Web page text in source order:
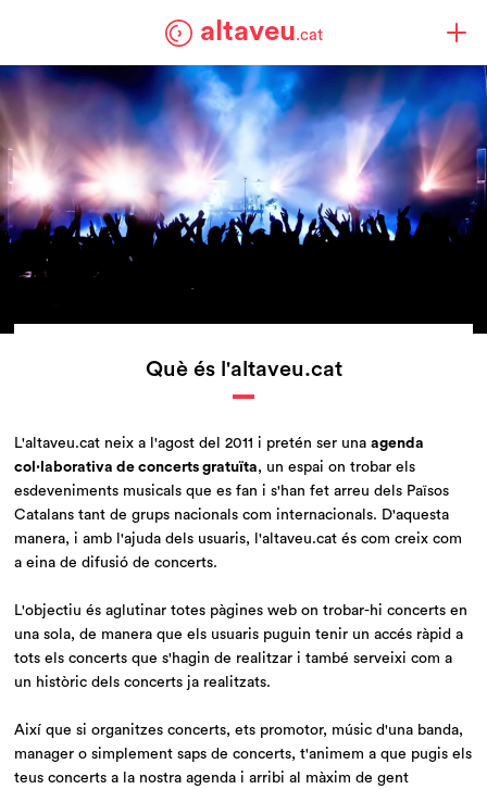
altaveu.cat
Què és l'altaveu.cat
L'altaveu.cat neix a l'agost del 2011 i pretén ser una agenda
col·laborativa de concerts gratuïta, un espai on trobar els
esdeveniments musicals que es fan i s'han fet arreu dels Països
Catalans tant de grups nacionals com internacionals. D'aquesta
manera, i amb l'ajuda dels usuaris, l'altaveu.cat és com creix com
a eina de difusió de concerts.
L'objectiu és aglutinar totes pàgines web on trobar-hi concerts en
una sola, de manera que els usuaris puguin tenir un accés ràpid a
tots els concerts que s'hagin de realitzar i també serveixi com a
un històric dels concerts ja realitzats.
Així que si organitzes concerts, ets promotor, músic d'una banda,
manager o simplement saps de concerts, t'animem a que pugis els
teus concerts a la nostra agenda i arribi al màxim de gent